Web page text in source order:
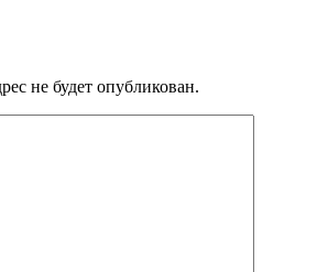
не будет опубликован.